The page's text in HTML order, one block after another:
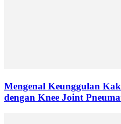
Mengenal Keunggulan
dengan Knee Joint